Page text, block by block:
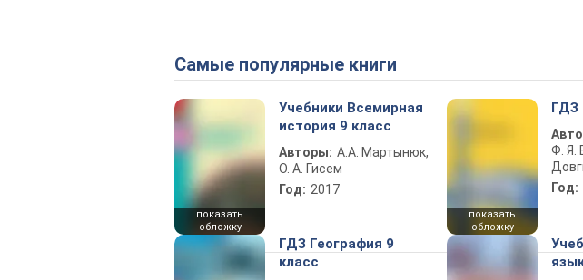
Самые популярные книги
показать
обложку
Учебники Всемирная
история 9 класс
Авторы: А.А. Мартынюк,
О. А. Гисем
Год: 2017
показать
обложку
ГДЗ
Ф. Я.
Год:
ГДЗ География 9
класс